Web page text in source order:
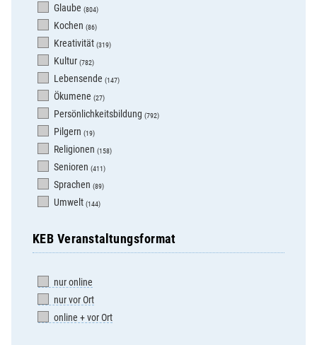
Glaube (804)
Kochen (86)
Kreativität (319)
Kultur (782)
Lebensende (147)
Ökumene (27)
Persönlichkeitsbildung (792)
Pilgern (19)
Religionen (158)
Senioren (411)
Sprachen (89)
Umwelt (144)
KEB Veranstaltungsformat
nur online
nur vor Ort
online + vor Ort